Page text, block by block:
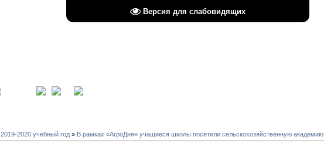
Версия для слабовидящих
2019-2020 учебный год » В рамках «АгроДня» учащиеся школы посетили сельскохозяйственную академию